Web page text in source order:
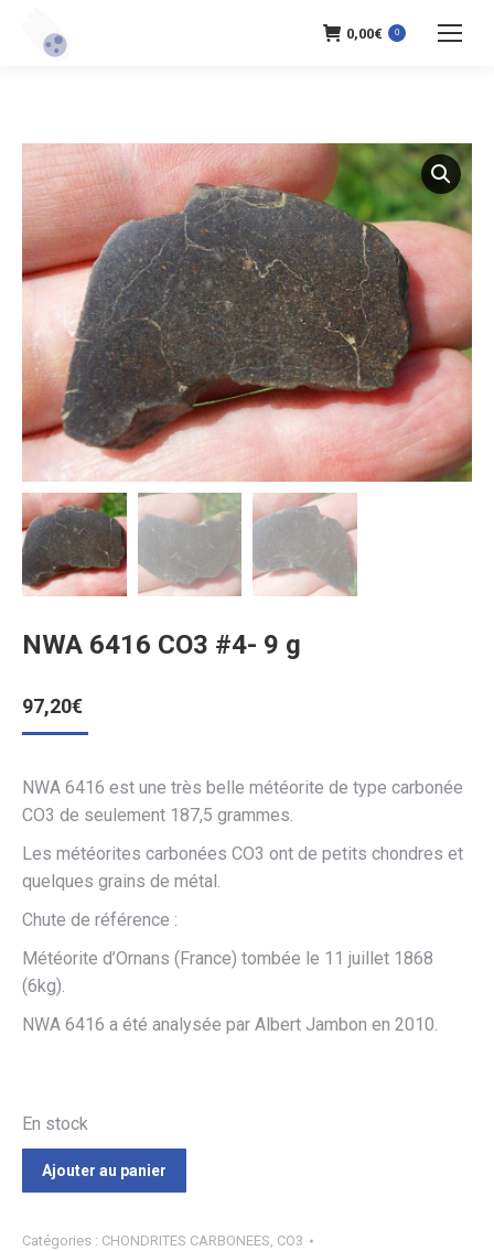
0,00€ 0
NWA 6416 CO3 #4- 9 g
97,20€
NWA 6416 est une très belle météorite de type carbonée
CO3 de seulement 187,5 grammes.
Les météorites carbonées CO3 ont de petits chondres et
quelques grains de métal.
Chute de référence :
Météorite d’Ornans (France) tombée le 11 juillet 1868
(6kg).
NWA 6416 a été analysée par Albert Jambon en 2010.
En stock
Ajouter au panier
Catégories : CHONDRITES CARBONEES, CO3